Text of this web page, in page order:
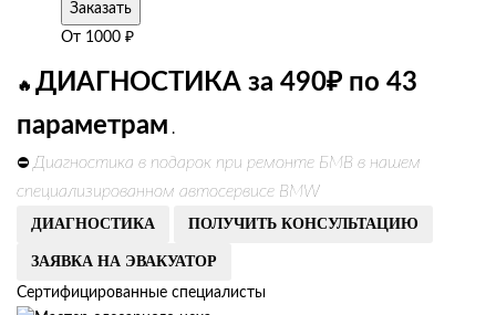
Заказать
От 1000 ₽
🔥 ДИАГНОСТИКА за 490₽ по 43
параметрам .
⛔ Диагностика в подарок при ремонте БМВ в нашем
специализированном автосервисе BMW
ДИАГНОСТИКА ПОЛУЧИТЬ КОНСУЛЬТАЦИЮ
ЗАЯВКА НА ЭВАКУАТОР
Сертифицированные специалисты